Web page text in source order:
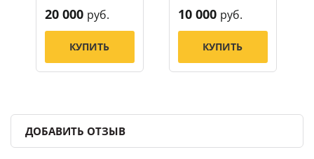
20 000 руб.
КУПИТЬ
10 000 руб.
КУПИТЬ
ДОБАВИТЬ ОТЗЫВ